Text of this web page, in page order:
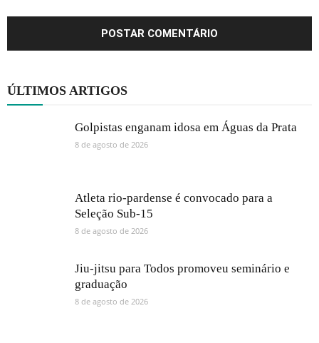
ÚLTIMOS ARTIGOS
Golpistas enganam idosa em Águas da Prata
8 de agosto de 2026
Atleta rio-pardense é convocado para a
Seleção Sub-15
8 de agosto de 2026
Jiu-jitsu para Todos promoveu seminário e
graduação
8 de agosto de 2026